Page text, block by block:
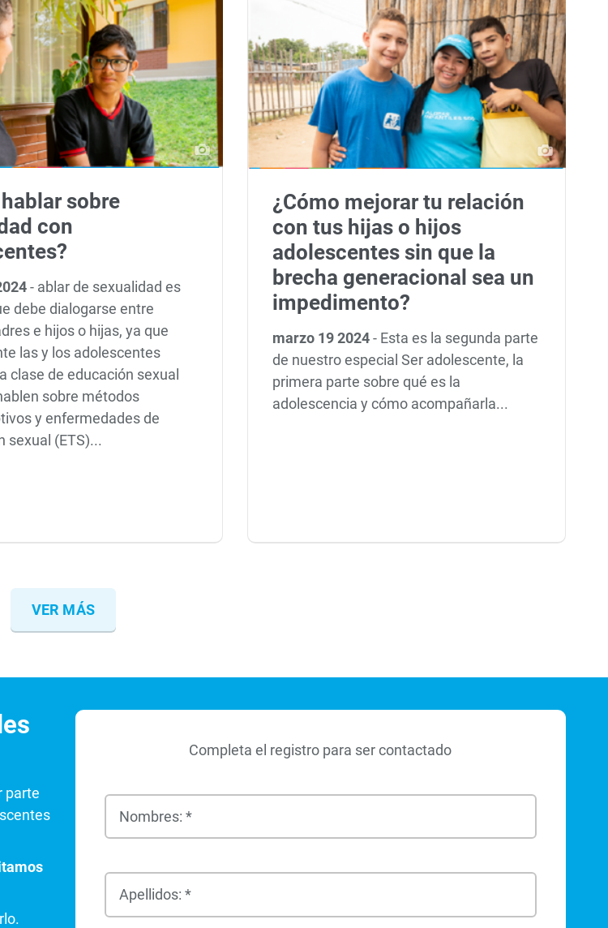
sobre
con
- ablar de sexualidad es
debe dialogarse entre
e hijos o hijas, ya que
las y los adolescentes
clase de educación sexual
sobre métodos
y enfermedades de
sexual (ETS)...
¿Cómo mejorar tu relación
con tus hijas o hijos
adolescentes sin que la
brecha generacional sea un
impedimento?
marzo 19 2024- Esta es la segunda parte
de nuestro especial Ser adolescente, la
primera parte sobre qué es la
adolescencia y cómo acompañarla...
VER MÁS
parte
Completa el registro para ser contactado
Nombres: *
Apellidos: *